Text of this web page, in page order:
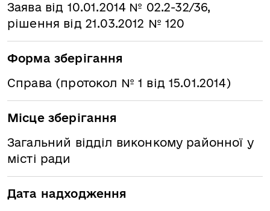
Заява від 10.01.2014 № 02.2-32/36,
рішення від 21.03.2012 № 120
Форма зберігання
Справа (протокол № 1 від 15.01.2014)
Місце зберігання
Загальний відділ виконкому районної у
місті ради
Дата надходження